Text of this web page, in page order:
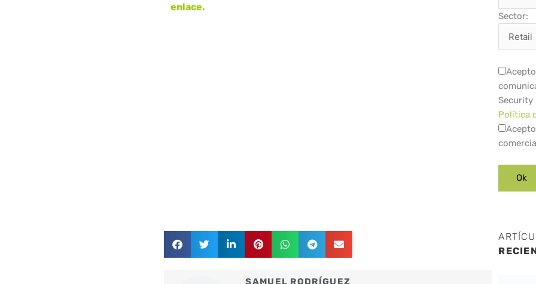
enlace.
SAMUEL RODRÍGUEZ
Sector:
Security
Política